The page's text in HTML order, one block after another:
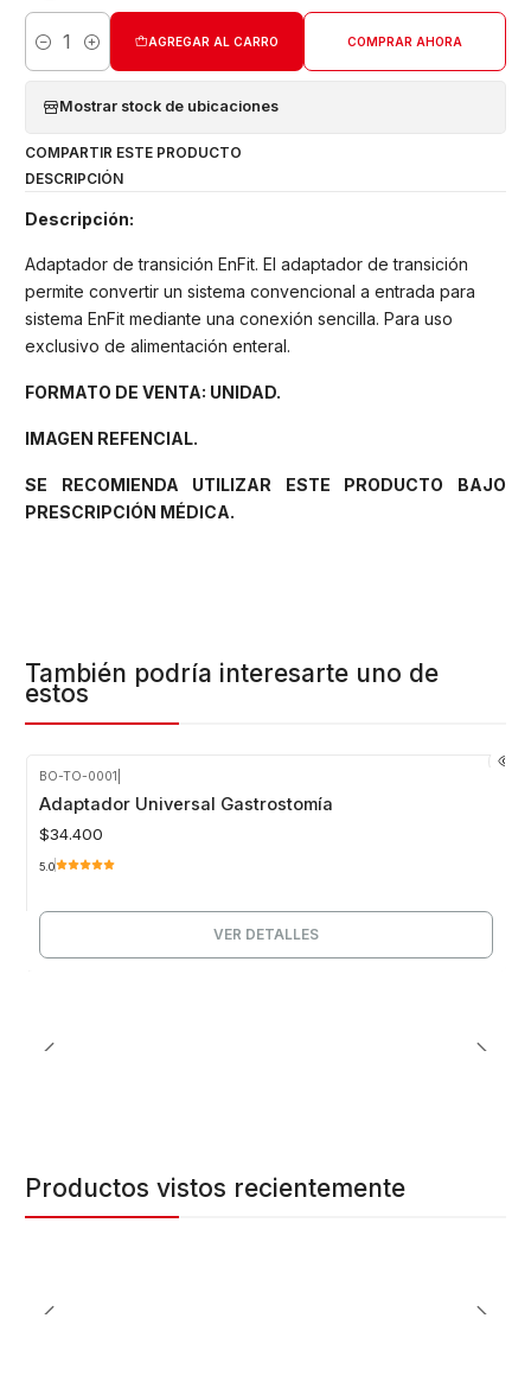
Cantidad
AGREGAR AL CARRO COMPRAR AHORA
Mostrar stock de ubicaciones
COMPARTIR ESTE PRODUCTO
DESCRIPCIÓN
Descripción:
Adaptador de transición EnFit. El adaptador de transición
permite convertir un sistema convencional a entrada para
sistema EnFit mediante una conexión sencilla. Para uso
exclusivo de alimentación enteral.
FORMATO DE VENTA: UNIDAD.
IMAGEN REFENCIAL.
SE RECOMIENDA UTILIZAR ESTE PRODUCTO BAJO
PRESCRIPCIÓN MÉDICA.
También podría interesarte uno de
estos
BO-TO-0001
Adaptador Universal Gastrostomía
$34.400
5.0
VER DETALLES
Productos vistos recientemente